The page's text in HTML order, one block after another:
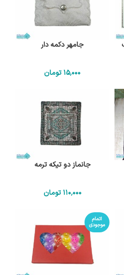
جامهر دکمه دار
15٬000تومان
جانماز دو تیکه ترمه
110٬000 تومان
اتمام
موجودی